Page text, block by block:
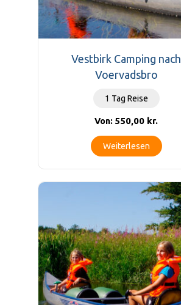
Vestbirk Camping nach
Voervadsbro
1 Tag Reise
Von: 550,00 kr.
Weiterlesen